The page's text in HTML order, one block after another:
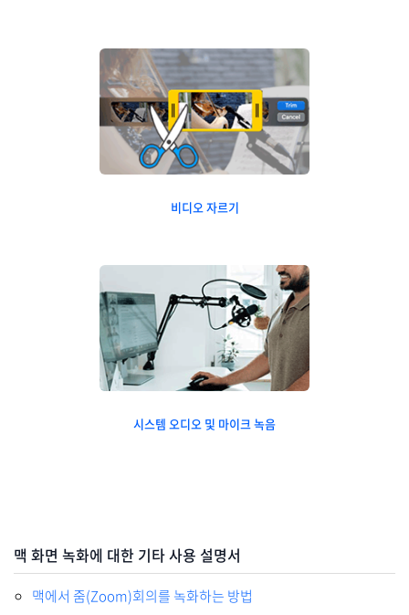
비디오 자르기
시스템 오디오 및 마이크 녹음
맥 화면 녹화에 대한 기타 사용 설명서
맥에서 줌(Zoom)회의를 녹화하는 방법